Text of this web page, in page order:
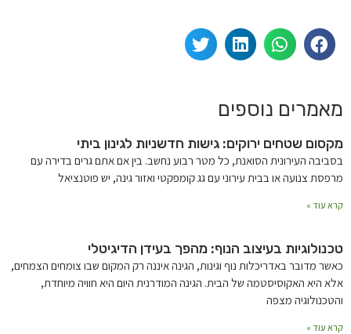
מאמרים נוספים
מקסום שטחים ירוקים: גישות חדשניות לגינון ביתי
בסביבה העירונית הסואנת, כל מטר רבוע נחשב. בין אם אתם גרים בדירה עם
מרפסת צנועה או בבית עירוני עם גג קומפקטי ואזור גינה, יש פוטנציאל
קרא עוד »
טכנולוגיות בעיצוב הנוף: מהפך בעידן הדיגיטלי
כאשר מדובר באדריכלות נוף וגינות, הגינה איננה רק המקום שבו צומחים הצמחים,
אלא היא האקוסיסטמה של הבית. הגינה המודרנית היום היא חוויה מיוחדת,
והטכנולוגיה מצפה
קרא עוד »